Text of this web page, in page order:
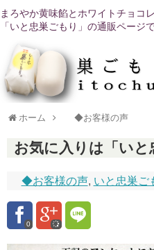
まろやか黄味餡とホワイトチョコ
「いと忠巣ごもり」の通販ページ
ホーム ◆お客様の声
お気に入りは「い
◆お客様の声, いと忠巣ご
0